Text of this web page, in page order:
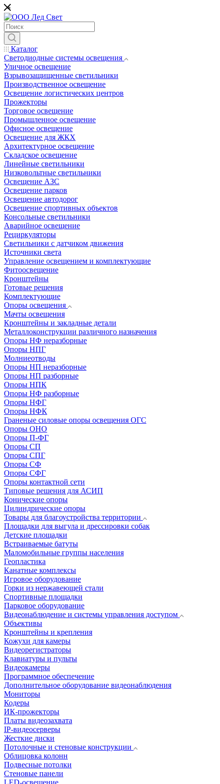
Каталог
Светодиодные системы освещения
Уличное освещение
Взрывозащищенные светильники
Производственное освещение
Освещение логистических центров
Прожекторы
Торговое освещение
Промышленное освещение
Офисное освещение
Освещение для ЖКХ
Архитектурное освещение
Складское освещение
Линейные светильники
Низковольтные светильники
Освещение АЗС
Освещение парков
Освещение автодорог
Освещение спортивных объектов
Консольные светильники
Аварийное освещение
Рециркуляторы
Светильники с датчиком движения
Источники света
Управление освещением и комплектующие
Фитоосвещение
Кронштейны
Готовые решения
Комплектующие
Опоры освещения
Мачты освещения
Кронштейны и закладные детали
Металлоконструкции различного назначения
Опоры НФ неразборные
Опоры НПГ
Молниеотводы
Опоры НП неразборные
Опоры НП разборные
Опоры НПК
Опоры НФ разборные
Опоры НФГ
Опоры НФК
Граненые силовые опоры освещения ОГС
Опоры ОНО
Опоры П-ФГ
Опоры СП
Опоры СПГ
Опоры СФ
Опоры СФГ
Опоры контактной сети
Типовые решения для АСИП
Конические опоры
Цилиндрические опоры
Товары для благоустройства территории
Площадки для выгула и дрессировки собак
Детские площадки
Встраиваемые батуты
Маломобильные группы населения
Геопластика
Канатные комплексы
Игровое оборудование
Горки из нержавеющей стали
Спортивные площадки
Парковое оборудование
Видеонаблюдение и системы управления доступом
Объективы
Кронштейны и крепления
Кожухи для камеры
Видеорегистраторы
Клавиатуры и пульты
Видеокамеры
Программное обеспечение
Дополнительное оборудование видеонаблюдения
Мониторы
Кодеры
ИК-прожекторы
Платы видеозахвата
IP-видеосерверы
Жесткие диски
Потолочные и стеновые конструкции
Облицовка колонн
Подвесные потолки
Стеновые панели
LED-освещение
*